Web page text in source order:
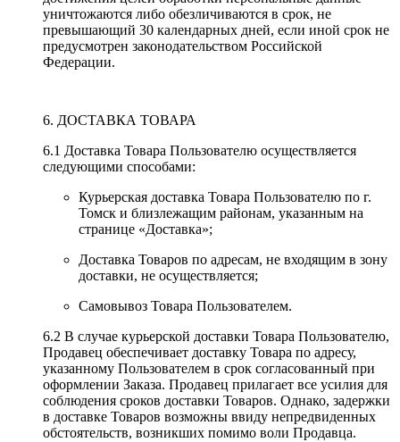
уничтожаются либо обезличиваются в срок, не
превышающий 30 календарных дней, если иной срок не
предусмотрен законодательством Российской
Федерации.
6. ДОСТАВКА ТОВАРА
6.1 Доставка Товара Пользователю осуществляется
следующими способами:
Курьерская доставка Товара Пользователю по г.
Томск и близлежащим районам, указанным на
странице «Доставка»;
Доставка Товаров по адресам, не входящим в зону
доставки, не осуществляется;
Самовывоз Товара Пользователем.
6.2 В случае курьерской доставки Товара Пользователю,
Продавец обеспечивает доставку Товара по адресу,
указанному Пользователем в срок согласованный при
оформлении Заказа. Продавец прилагает все усилия для
соблюдения сроков доставки Товаров. Однако, задержки
в доставке Товаров возможны ввиду непредвиденных
обстоятельств, возникших помимо воли Продавца.